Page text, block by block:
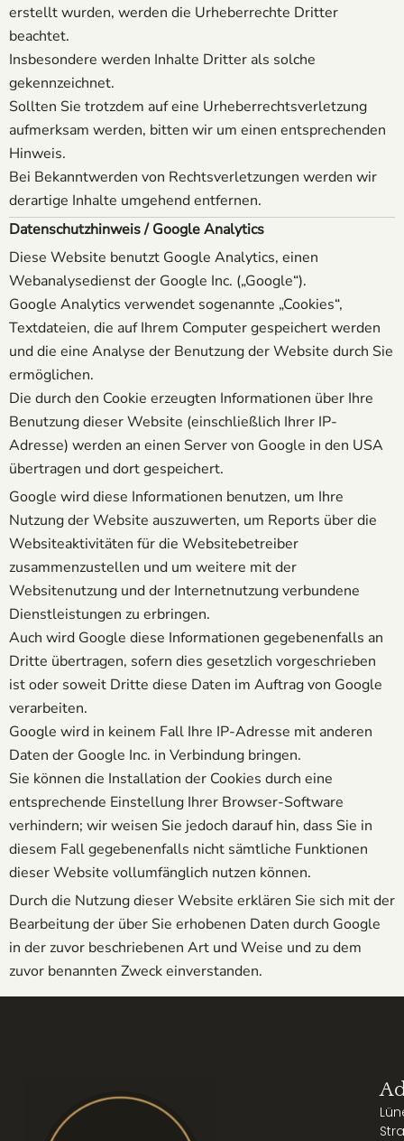
erstellt wurden, werden die Urheberrechte Dritter
beachtet.
Insbesondere werden Inhalte Dritter als solche
gekennzeichnet.
Sollten Sie trotzdem auf eine Urheberrechtsverletzung
aufmerksam werden, bitten wir um einen entsprechenden
Hinweis.
Bei Bekanntwerden von Rechtsverletzungen werden wir
derartige Inhalte umgehend entfernen.
Datenschutzhinweis / Google Analytics
Diese Website benutzt Google Analytics, einen
Webanalysedienst der Google Inc. („Google“).
Google Analytics verwendet sogenannte „Cookies“,
Textdateien, die auf Ihrem Computer gespeichert werden
und die eine Analyse der Benutzung der Website durch Sie
ermöglichen.
Die durch den Cookie erzeugten Informationen über Ihre
Benutzung dieser Website (einschließlich Ihrer IP-
Adresse) werden an einen Server von Google in den USA
übertragen und dort gespeichert.
Google wird diese Informationen benutzen, um Ihre
Nutzung der Website auszuwerten, um Reports über die
Websiteaktivitäten für die Websitebetreiber
zusammenzustellen und um weitere mit der
Websitenutzung und der Internetnutzung verbundene
Dienstleistungen zu erbringen.
Auch wird Google diese Informationen gegebenenfalls an
Dritte übertragen, sofern dies gesetzlich vorgeschrieben
ist oder soweit Dritte diese Daten im Auftrag von Google
verarbeiten.
Google wird in keinem Fall Ihre IP-Adresse mit anderen
Daten der Google Inc. in Verbindung bringen.
Sie können die Installation der Cookies durch eine
entsprechende Einstellung Ihrer Browser-Software
verhindern; wir weisen Sie jedoch darauf hin, dass Sie in
diesem Fall gegebenenfalls nicht sämtliche Funktionen
dieser Website vollumfänglich nutzen können.
Durch die Nutzung dieser Website erklären Sie sich mit der
Bearbeitung der über Sie erhobenen Daten durch Google
in der zuvor beschriebenen Art und Weise und zu dem
zuvor benannten Zweck einverstanden.